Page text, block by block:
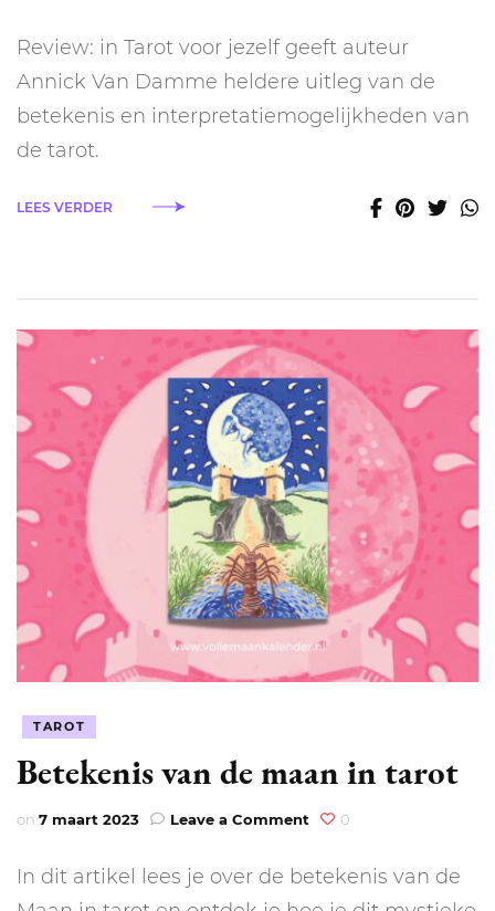
voor
jezelf
Review: in Tarot voor jezelf geeft auteur
Annick Van Damme heldere uitleg van de
betekenis en interpretatiemogelijkheden van
de tarot.
LEES VERDER
TAROT
Betekenis van de maan in tarot
on 7 maart 2023 Leave a Comment on
de
maan
0
In dit artikel lees je over de betekenis van de